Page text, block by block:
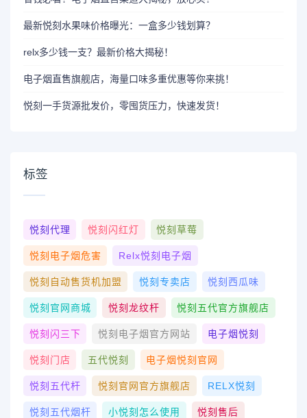
最新悦刻水果味价格曝光：一盒多少钱划算？
relx多少钱一支？最新价格大揭秘！
电子烟直售旗舰店，海量口味多重优惠等你来挑！
悦刻一手货源批发价，零囤货压力，快速发货！
标签
悦刻代理 悦刻闪红灯 悦刻草莓
悦刻电子烟危害 Relx悦刻电子烟
悦刻自动售货机加盟 悦刻专卖店 悦刻西瓜味
悦刻官网商城 悦刻龙纹杆 悦刻五代官方旗舰店
悦刻闪三下 悦刻电子烟官方网站 电子烟悦刻
悦刻门店 五代悦刻 电子烟悦刻官网
悦刻五代杆 悦刻官网官方旗舰店 RELX悦刻
悦刻五代烟杆 小悦刻怎么使用 悦刻售后